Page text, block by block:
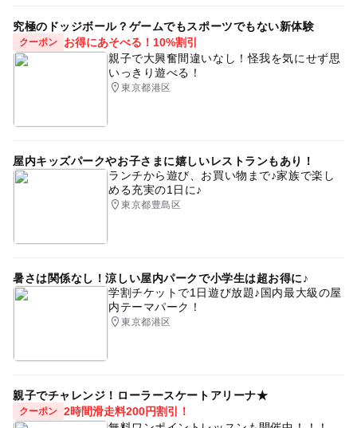
究極のドッジボール？ゲームでもスポーツでもない新体験
クーポン
お得にあそべる！10%割引
親子で大興奮間違いなし！怪我を気にせず思
いっきり遊べる！
東京都港区
屋内キッズパークやお子さまに嬉しいレストランもあり！
ランチから遊び、お買い物まで♪家族で楽し
める充実の1日に♪
東京都豊島区
暑さは関係なし！涼しい屋内パークで小学生は超お得に♪
学割チケットで1日遊び放題♪国内最大級の屋
内テーマパーク！
東京都港区
親子でチャレンジ！ローラースケートアリーナ★
クーポン 2時間滑走料200円割引！